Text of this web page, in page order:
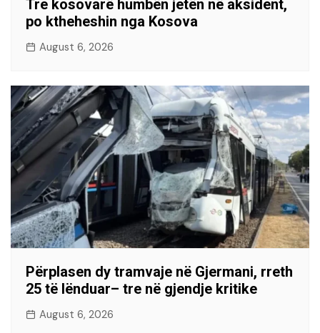
Tre kosovarë humbën jetën në aksident,
po ktheheshin nga Kosova
August 6, 2026
Përplasen dy tramvaje në Gjermani, rreth
25 të lënduar– tre në gjendje kritike
August 6, 2026